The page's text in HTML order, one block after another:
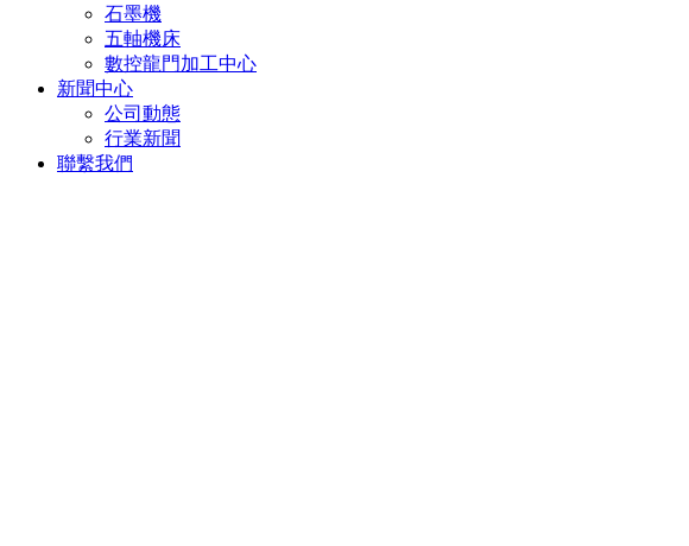
石墨機
五軸機床
數控龍門加工中心
新聞中心
公司動態
行業新聞
聯繫我們